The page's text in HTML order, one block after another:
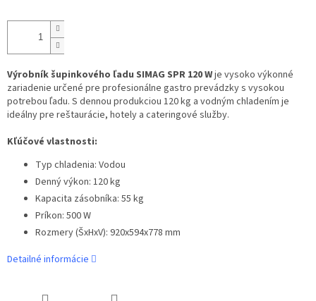
Výrobník šupinkového ľadu SIMAG SPR 120 Wje vysoko výkonné
zariadenie určené pre profesionálne gastro prevádzky s vysokou
potrebou ľadu. S dennou produkciou 120 kg a vodným chladením je
ideálny pre reštaurácie, hotely a cateringové služby.
Kľúčové vlastnosti:
Typ chladenia: Vodou
Denný výkon: 120 kg
Kapacita zásobníka: 55 kg
Príkon: 500 W
Rozmery (ŠxHxV): 920x594x778 mm
Detailné informácie